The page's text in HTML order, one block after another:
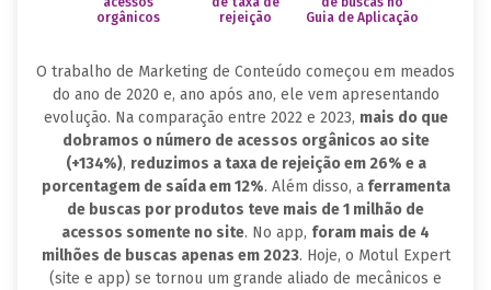
orgânicos
rejeição
Guia de Aplicação
O trabalho de Marketing de Conteúdo começou em meados
do ano de 2020 e, ano após ano, ele vem apresentando
evolução. Na comparação entre 2022 e 2023, mais do que
dobramos o número de acessos orgânicos ao site
(+134%), reduzimos a taxa de rejeição em 26% e a
porcentagem de saída em 12%. Além disso, aferramenta
de buscas por produtos teve mais de 1 milhão de
acessos somente no site. No app, foram mais de 4
milhões de buscas apenas em 2023. Hoje, o Motul Expert
(site e app) se tornou um grande aliado de mecânicos e